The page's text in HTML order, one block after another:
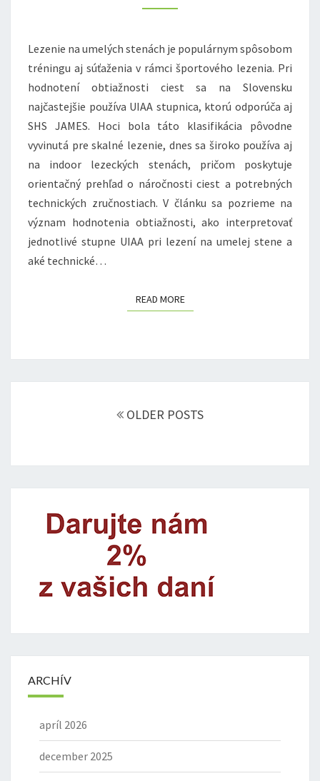
STENÁCH
UIAA
Lezenie na umelých stenách je populárnym spôsobom
tréningu aj súťaženia v rámci športového lezenia. Pri
hodnotení obtiažnosti ciest sa na Slovensku
najčastejšie používa UIAA stupnica, ktorú odporúča aj
SHS JAMES. Hoci bola táto klasifikácia pôvodne
vyvinutá pre skalné lezenie, dnes sa široko používa aj
na indoor lezeckých stenách, pričom poskytuje
orientačný prehľad o náročnosti ciest a potrebných
technických zručnostiach. V článku sa pozrieme na
význam hodnotenia obtiažnosti, ako interpretovať
jednotlivé stupne UIAA pri lezení na umelej stene a
aké technické…
READ MOREREAD MORE
OLDER POSTS
ARCHÍV
apríl 2026
december 2025